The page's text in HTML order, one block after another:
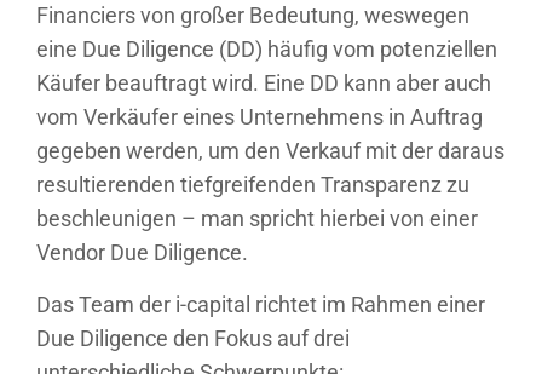
Financiers von großer Bedeutung, weswegen
eine Due Diligence (DD) häufig vom potenziellen
Käufer beauftragt wird. Eine DD kann aber auch
vom Verkäufer eines Unternehmens in Auftrag
gegeben werden, um den Verkauf mit der daraus
resultierenden tiefgreifenden Transparenz zu
beschleunigen – man spricht hierbei von einer
Vendor Due Diligence.
Das Team der i-capital richtet im Rahmen einer
Due Diligence den Fokus auf drei